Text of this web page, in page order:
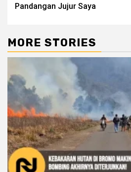
Pandangan Jujur Saya
MORE STORIES